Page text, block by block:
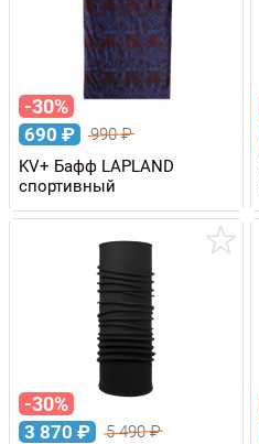
-30%
690 ₽ 990₽
KV+ Бафф LAPLAND
спортивный
-30%
3 870 ₽ 5 490₽